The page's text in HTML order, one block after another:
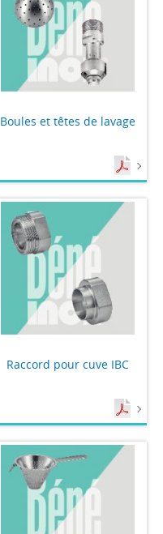
Boules et têtes de lavage
Raccord pour cuve IBC